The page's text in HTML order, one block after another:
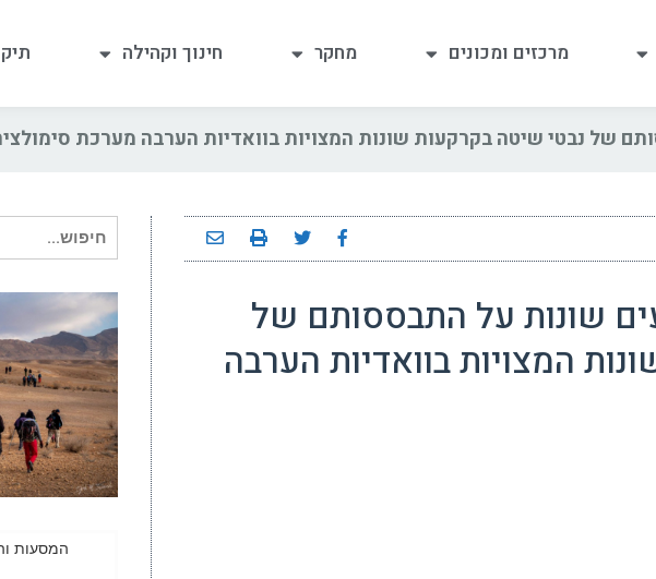
מרכזים ומכונים מחקר חינוך וקהילה
של נבטי שיטה בקרקעות שונות המצויות בוואדיות הערבה מערכת
שונות על התבססותם של
המצויות בוואדיות הערבה
המסעות